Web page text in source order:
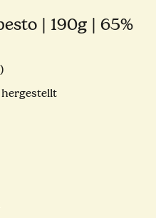
| 190g | 65%